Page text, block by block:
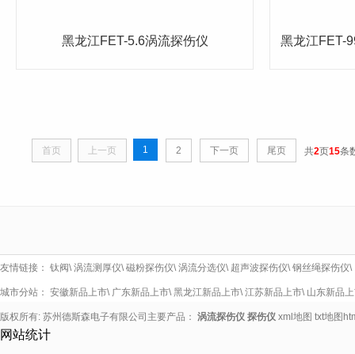
黑龙江FET-5.6涡流探伤仪 黑龙江FET-
首页 上一页 1 2 下一页 尾页 共2页15条
友情链接： 钛阀\涡流测厚仪\磁粉探伤仪\涡流分选仪\ 超声波探伤仪\钢丝绳探伤仪\
城市分站： 安徽新品上市\ 广东新品上市\黑龙江新品上市\江苏新品上市\ 山东新品
版权所有: 苏州德斯森电子有限公司主要产品： 涡流探伤仪 探伤仪 xml地图 txt地图
网站统计